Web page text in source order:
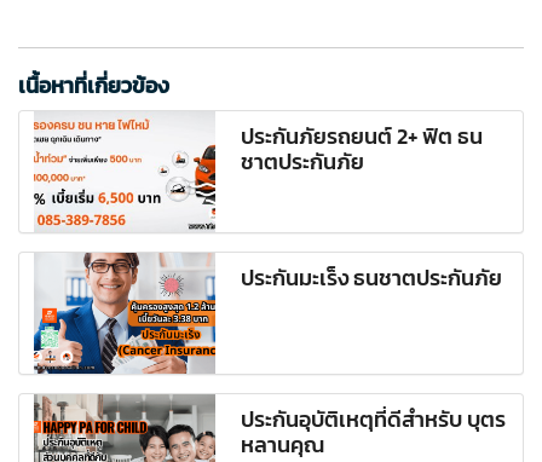
เนื้อหาที่เกี่ยวข้อง
ประกันภัยรถยนต์ 2+ ฟิต ธน
ชาตประกันภัย
ประกันมะเร็ง ธนชาตประกันภัย
ประกันอุบัติเหตุที่ดีสำหรับ บุตร
หลานคุณ